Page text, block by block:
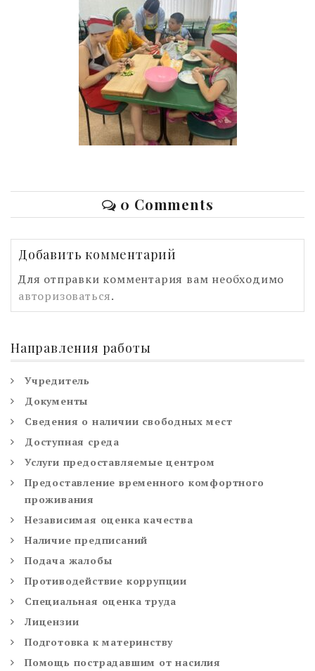
0 Comments
Добавить комментарий
Для отправки комментария вам необходимо
авторизоваться.
Направления работы
Учредитель
Документы
Сведения о наличии свободных мест
Доступная среда
Услуги предоставляемые центром
Предоставление временного комфортного
проживания
Независимая оценка качества
Наличие предписаний
Подача жалобы
Противодействие коррупции
Специальная оценка труда
Лицензии
Подготовка к материнству
Помощь пострадавшим от насилия